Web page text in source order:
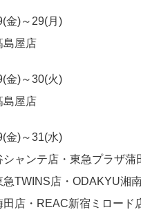
金)～29(月)
島屋店
金)～30(火)
島屋店
金)～31(水)
シャンテ店・東急プラザ蒲
急TWINS店・ODAKYU湘
田店・REAC新宿ミロード